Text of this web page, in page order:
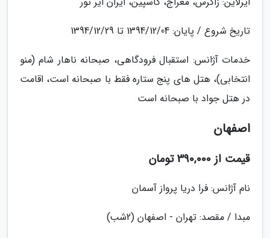
تاریخ شروع / پایان: 1394/12/04 تا 1394/12/29
خدمات آژانس: استقبال فرودگاهی، صبحانه ناهار شام (منو
انتخابی)، هتل های پنج ستاره فقط با صبحانه است، اقامت
در هتل جواد با صبحانه است
اصفهان
قیمت از 390,000 تومان
نام آژانس: فرا دریا پرواز آسمان
مبدا / مقصد: تهران - اصفهان (2شب)